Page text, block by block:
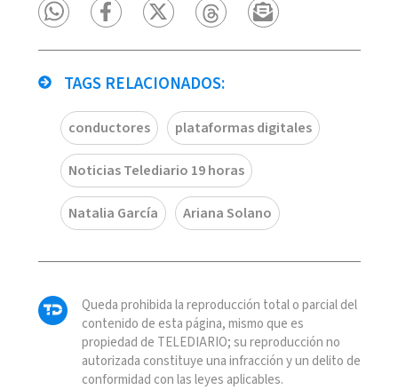
TAGS RELACIONADOS:
conductores plataformas digitales
Noticias Telediario 19 horas
Natalia García Ariana Solano
Queda prohibida la reproducción total o parcial del
contenido de esta página, mismo que es
propiedad de TELEDIARIO; su reproducción no
autorizada constituye una infracción y un delito de
conformidad con las leyes aplicables.